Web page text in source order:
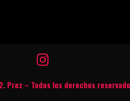
Prez – Todos los derechos